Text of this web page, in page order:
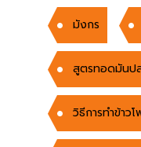
มังกร
สูตรทอดมันป
วิธีการทำข้าว